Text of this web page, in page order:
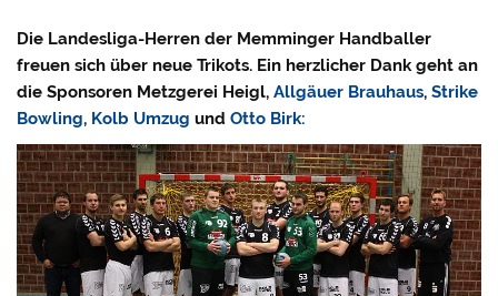
Die Landesliga-Herren der Memminger Handballer
freuen sich über neue Trikots. Ein herzlicher Dank geht an
die Sponsoren Metzgerei Heigl,Allgäuer Brauhaus,Strike
Bowling, Kolb Umzug undOtto Birk: